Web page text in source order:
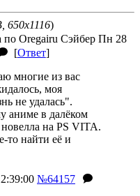
650x1116)
по Oregairu Сэйбер Пн 28
[Ответ]
многие из вас
моя
не удалась".
аниме в далёком
на PS VITA.
то найти её и
№64157